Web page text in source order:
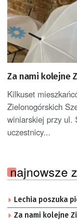
Za nami kolejne
Kilkuset
Zielonogórskich
winiarskiej przy ul.
uczestnicy...
najnowsze
Lechia poszuka
Za nami kolejne